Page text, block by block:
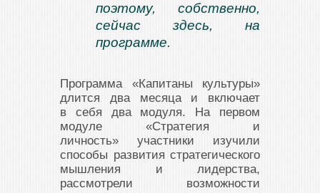
поэтому, собственно,
сейчас здесь, на
программе.
Программа «Капитаны культуры»
длится два месяца и включает
в себя два модуля. На первом
модуле «Стратегия и
личность»
участники изучили
способы развития стратегического
мышления и лидерства,
рассмотрели возможности